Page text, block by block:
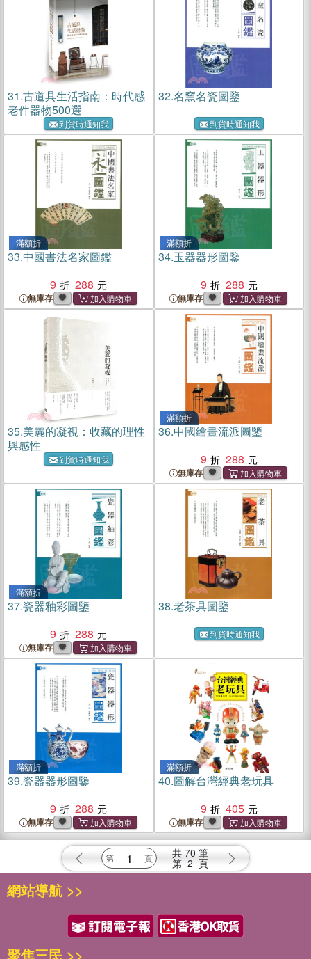
31.古道具生活指南：時代感
老件器物500選
到貨時通知我
32.名窯名瓷圖鑒
到貨時通知我
滿額折
33.中國書法名家圖鑑
9
288
無庫存
滿額折
34.玉器器形圖鑒
9
288
無庫存
35.美麗的凝視：收藏的理性
與感性
到貨時通知我
滿額折
36.中國繪畫流派圖鑒
9
288
無庫存
滿額折
37.瓷器釉彩圖鑒
9
288
無庫存
38.老茶具圖鑒
到貨時通知我
滿額折
39.瓷器器形圖鑒
9
288
無庫存
滿額折
40.圖解台灣經典老玩具
9
405
無庫存
共 70 筆
第 2 頁
網站導航 >>
聚焦三民 >>